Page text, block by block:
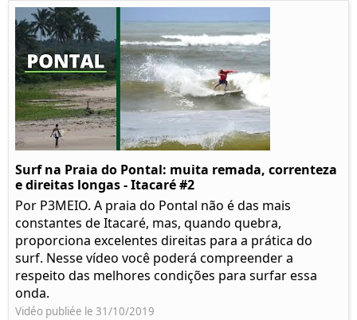
Surf na Praia do Pontal: muita remada, correnteza
e direitas longas - Itacaré #2
Por P3MEIO. A praia do Pontal não é das mais
constantes de Itacaré, mas, quando quebra,
proporciona excelentes direitas para a prática do
surf. Nesse vídeo você poderá compreender a
respeito das melhores condições para surfar essa
onda.
Vidéo publiée le 31/10/2019